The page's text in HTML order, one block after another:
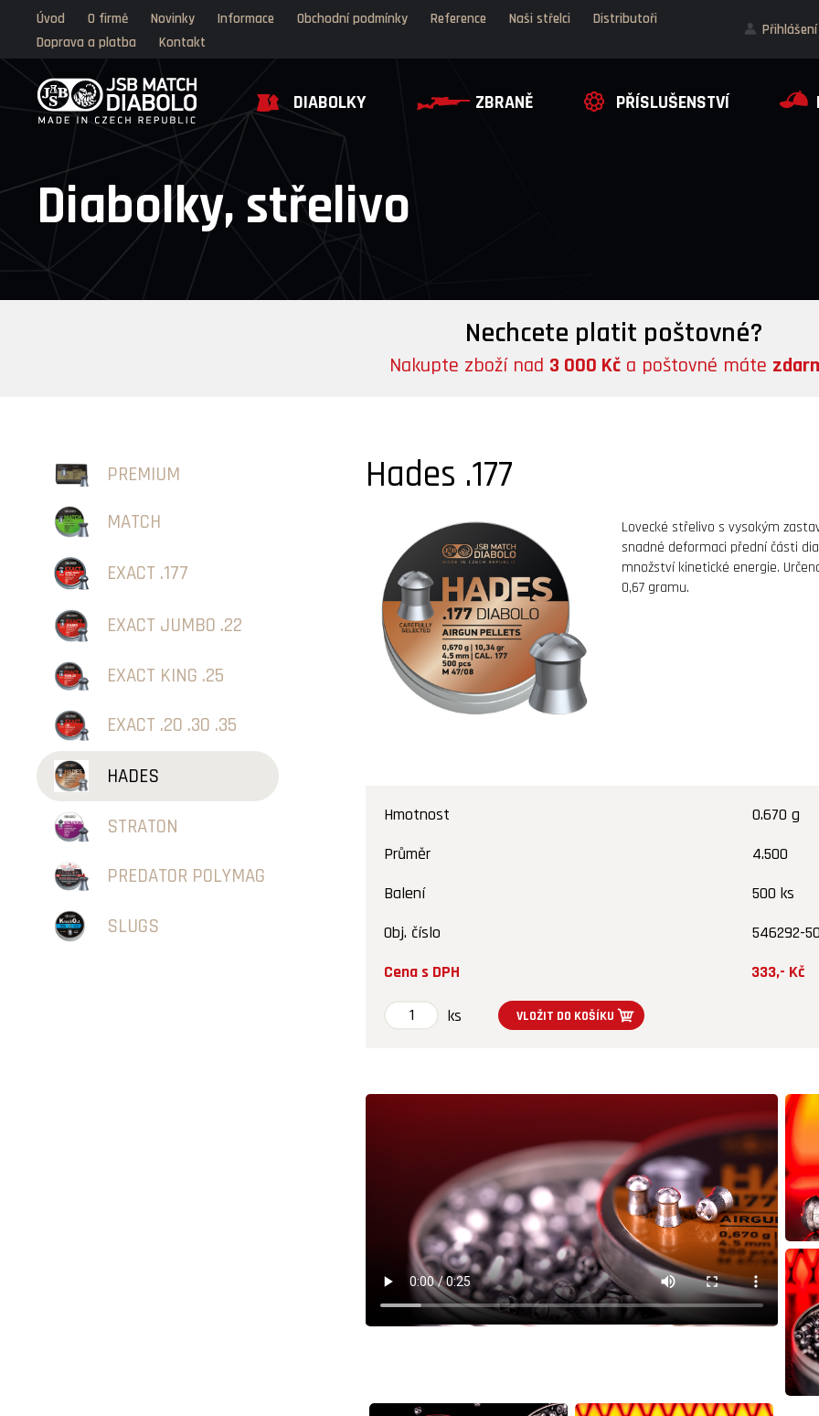
Úvod O firmě Novinky Informace Obchodní podmínky Reference Naši střelci
Distributoři
Doprava a platba
Kontakt
Přihlášení
DIABOLKY ZBRANĚ PŘÍSLUŠENSTVÍ
Diabolky, střelivo
Nechcete platit poštovné?
Nakupte zboží nad 3 000 Kč a poštovné máte
PREMIUM
MATCH
EXACT .177
EXACT JUMBO .22
EXACT KING .25
EXACT .20 .30 .35
HADES
STRATON
PREDATOR POLYMAG
SLUGS
Hades .177
Lovecké střelivo s vysokým
snadné deformaci přední části
množství kinetické energie.
0,67 gramu.
Hmotnost
0.670 g
Průměr
4.500
Balení
500 ks
Obj. číslo
546292-
Cena s DPH
333,- Kč
ks